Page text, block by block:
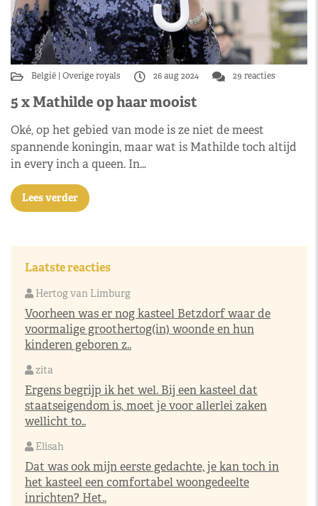
België Overige royals 26 aug 2024 29 reacties
5 x Mathilde op haar mooist
Oké, op het gebied van mode is ze niet de meest
spannende koningin, maar wat is Mathilde toch altijd
in every inch a queen. In…
Lees verder
Laatste reacties
Hertog van Limburg
Voorheen was er nog kasteel Betzdorf waar de
voormalige groothertog(in) woonde en hun
kinderen geboren z..
zita
Ergens begrijp ik het wel. Bij een kasteel dat
staatseigendom is, moet je voor allerlei zaken
wellicht to..
Elisah
Dat was ook mijn eerste gedachte, je kan toch in
het kasteel een comfortabel woongedeelte
inrichten? Het..